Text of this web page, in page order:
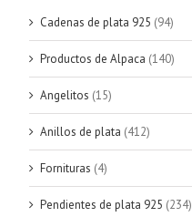
Cadenas de plata 925 (94)
Productos de Alpaca (140)
Angelitos (15)
Anillos de plata (412)
Fornituras (4)
Pendientes de plata 925 (234)